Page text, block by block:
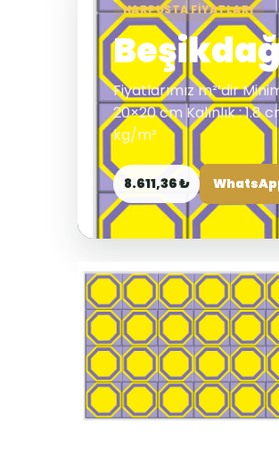
HARPUSTA FIYATLARI
Fiyatlarımız m²’dir
20×20 cm Kalınlık : 1.8
kg/m²
8.611,36 ₺